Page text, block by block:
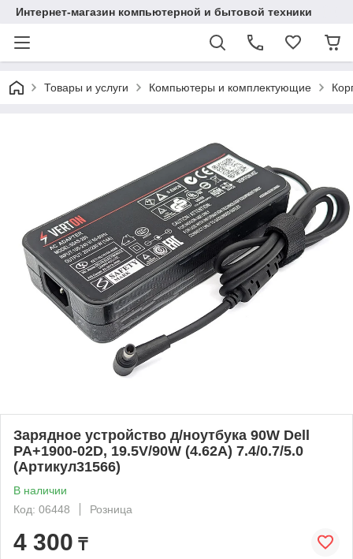
Интернет-магазин компьютерной и бытовой техники
Товары и услуги Компьютеры и комплектующие
Зарядное устройство д/ноутбука 90W Dell
PA+1900-02D, 19.5V/90W (4.62A) 7.4/0.7/5.0
(Артикул31566)
В наличии
Код: 06448
Розница
4 300 ₸